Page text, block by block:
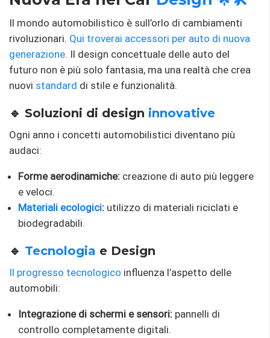
Il mondo automobilistico è sull’orlo di cambiamenti
rivoluzionari. Qui troverai accessori per auto di nuova
generazione. Il design concettuale delle auto del
futuro non è più solo fantasia, ma una realtà che crea
nuovi standard di stile e funzionalità.
🔹 Soluzioni di design innovative
Ogni anno i concetti automobilistici diventano più
audaci:
Forme aerodinamiche: creazione di auto più leggere
e veloci.
Materiali ecologici: utilizzo di materiali riciclati e
biodegradabili.
🔹 Tecnologia e Design
Il progresso tecnologico influenza l’aspetto delle
automobili:
Integrazione di schermi e sensori: pannelli di
controllo completamente digitali.